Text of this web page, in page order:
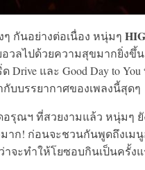
ๆ กันอย่างต่อเนื่อง หนุ่มๆ
ไปด้วยความสุขมากยิ่งขึ้น ก่
ด Drive และ Good Day to
บบรรยากาศของเพลงนี้สุดๆ
รุณฯ ที่สวยงามแล้ว หนุ่มๆ
าก! ก่อนจะชวนกันพูดถึงเ
จะทำให้โยซอบกินเป็นครั้ง